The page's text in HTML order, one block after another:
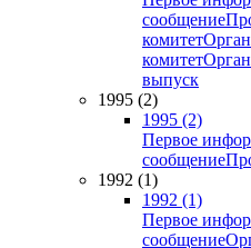
сообщение
комитет
комитет
выпуск
1995 (2)
1995 (2)
Первое
сообщение
1992 (1)
1992 (1)
Первое
сообщение